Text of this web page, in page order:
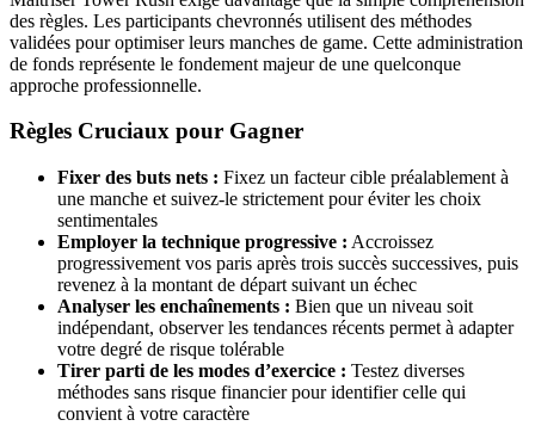
des règles. Les participants chevronnés utilisent des méthodes
validées pour optimiser leurs manches de game. Cette administration
de fonds représente le fondement majeur de une quelconque
approche professionnelle.
Règles Cruciaux pour Gagner
Fixer des buts nets : Fixez un facteur cible préalablement à
une manche et suivez-le strictement pour éviter les choix
sentimentales
Employer la technique progressive : Accroissez
progressivement vos paris après trois succès successives, puis
revenez à la montant de départ suivant un échec
Analyser les enchaînements : Bien que un niveau soit
indépendant, observer les tendances récents permet à adapter
votre degré de risque tolérable
Tirer parti de les modes d’exercice : Testez diverses
méthodes sans risque financier pour identifier celle qui
convient à votre caractère